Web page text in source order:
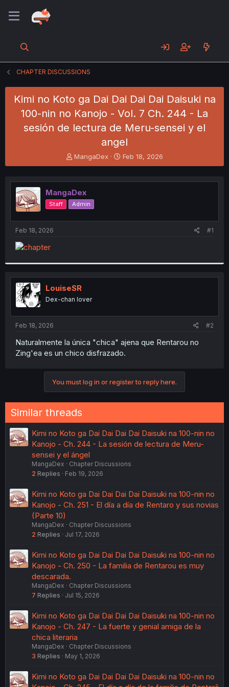
CHAPTER DISCUSSIONS
Kimi no Koto ga Dai Dai Dai Dai Daisuki na
100-nin no Kanojo - Vol. 7 Ch. 244 - La
sesión de lectura de Meru-sensei y el
angel
T
h
e
a
d
s
t
r
MangaDex
S
t
r
t
Feb 18, 2026
MangaDex
Staff Admin
Feb 18, 2026 #1
LouiseSR
Dex-chan lover
Feb 18, 2026 #2
Naturalmente la única "chica" ajena que Rentarou no
Zing'ea es un chico disfrazado.
You must log in or register to reply here.
Similar threads
Kimi no Koto ga Dai Dai Dai Dai Daisuki na 100-nin no
Kanojo - Ch. 244 - La sesión de lectura de Meru-
sensei y el ángel
MangaDex
Chapter Discussions
2 Replies Feb 19, 2026
Kimi no Koto ga Dai Dai Dai Dai Daisuki na 100-nin no
Kanojo - Ch. 251 - El día a día de Rentaro y sus novias
(Parte 10)
MangaDex
Chapter Discussions
2 Replies Jul 17, 2026
Kimi no Koto ga Dai Dai Dai Dai Daisuki na 100-nin no
Kanojo - Ch. 250 - La familia de Rentarou es muy
descarada.
MangaDex
Chapter Discussions
7 Replies Jul 15, 2026
Kimi no Koto ga Dai Dai Dai Dai Daisuki na 100-nin no
Kanojo - Ch. 247 - La fuerte y genial amiga de la
chica literaria
MangaDex
Chapter Discussions
3 Replies May 1, 2026
Kimi no Koto ga Dai Dai Dai Dai Daisuki na 100-nin no